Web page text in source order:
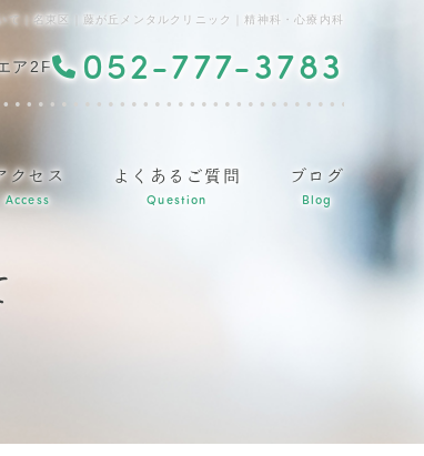
て｜名東区｜藤が丘メンタルクリニック｜精神科・心療内科
ア2F 052-777-3783
クセス
Access
よくあるご質問
Question
ブログ
Blog